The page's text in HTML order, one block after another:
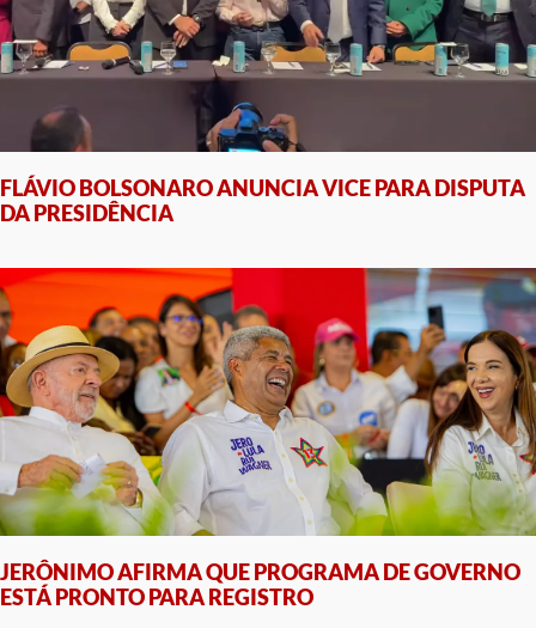
FLÁVIO BOLSONARO ANUNCIA VICE PARA DISPUTA
DA PRESIDÊNCIA
JERÔNIMO AFIRMA QUE PROGRAMA DE GOVERNO
ESTÁ PRONTO PARA REGISTRO